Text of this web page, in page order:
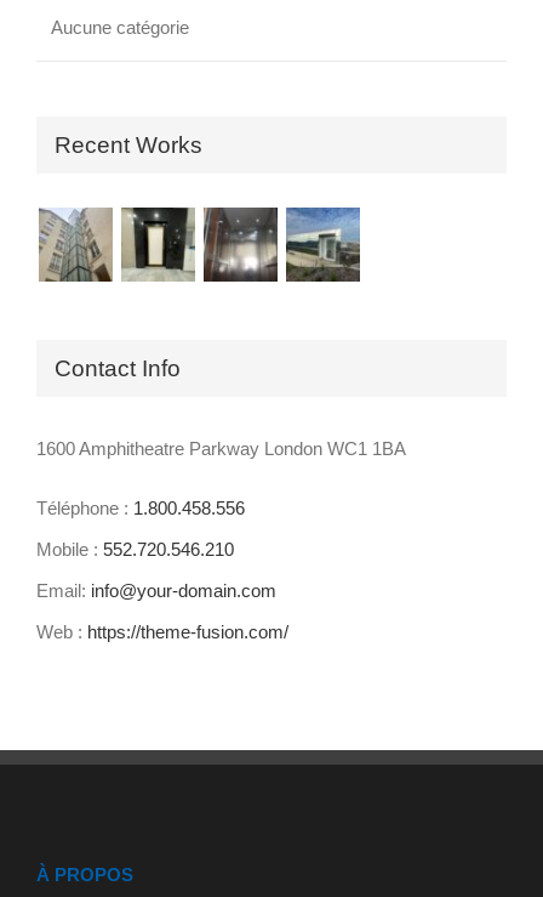
Aucune catégorie
Recent Works
Contact Info
1600 Amphitheatre Parkway London WC1 1BA
Téléphone : 1.800.458.556
Mobile : 552.720.546.210
Email: info@your-domain.com
Web : https://theme-fusion.com/
À PROPOS